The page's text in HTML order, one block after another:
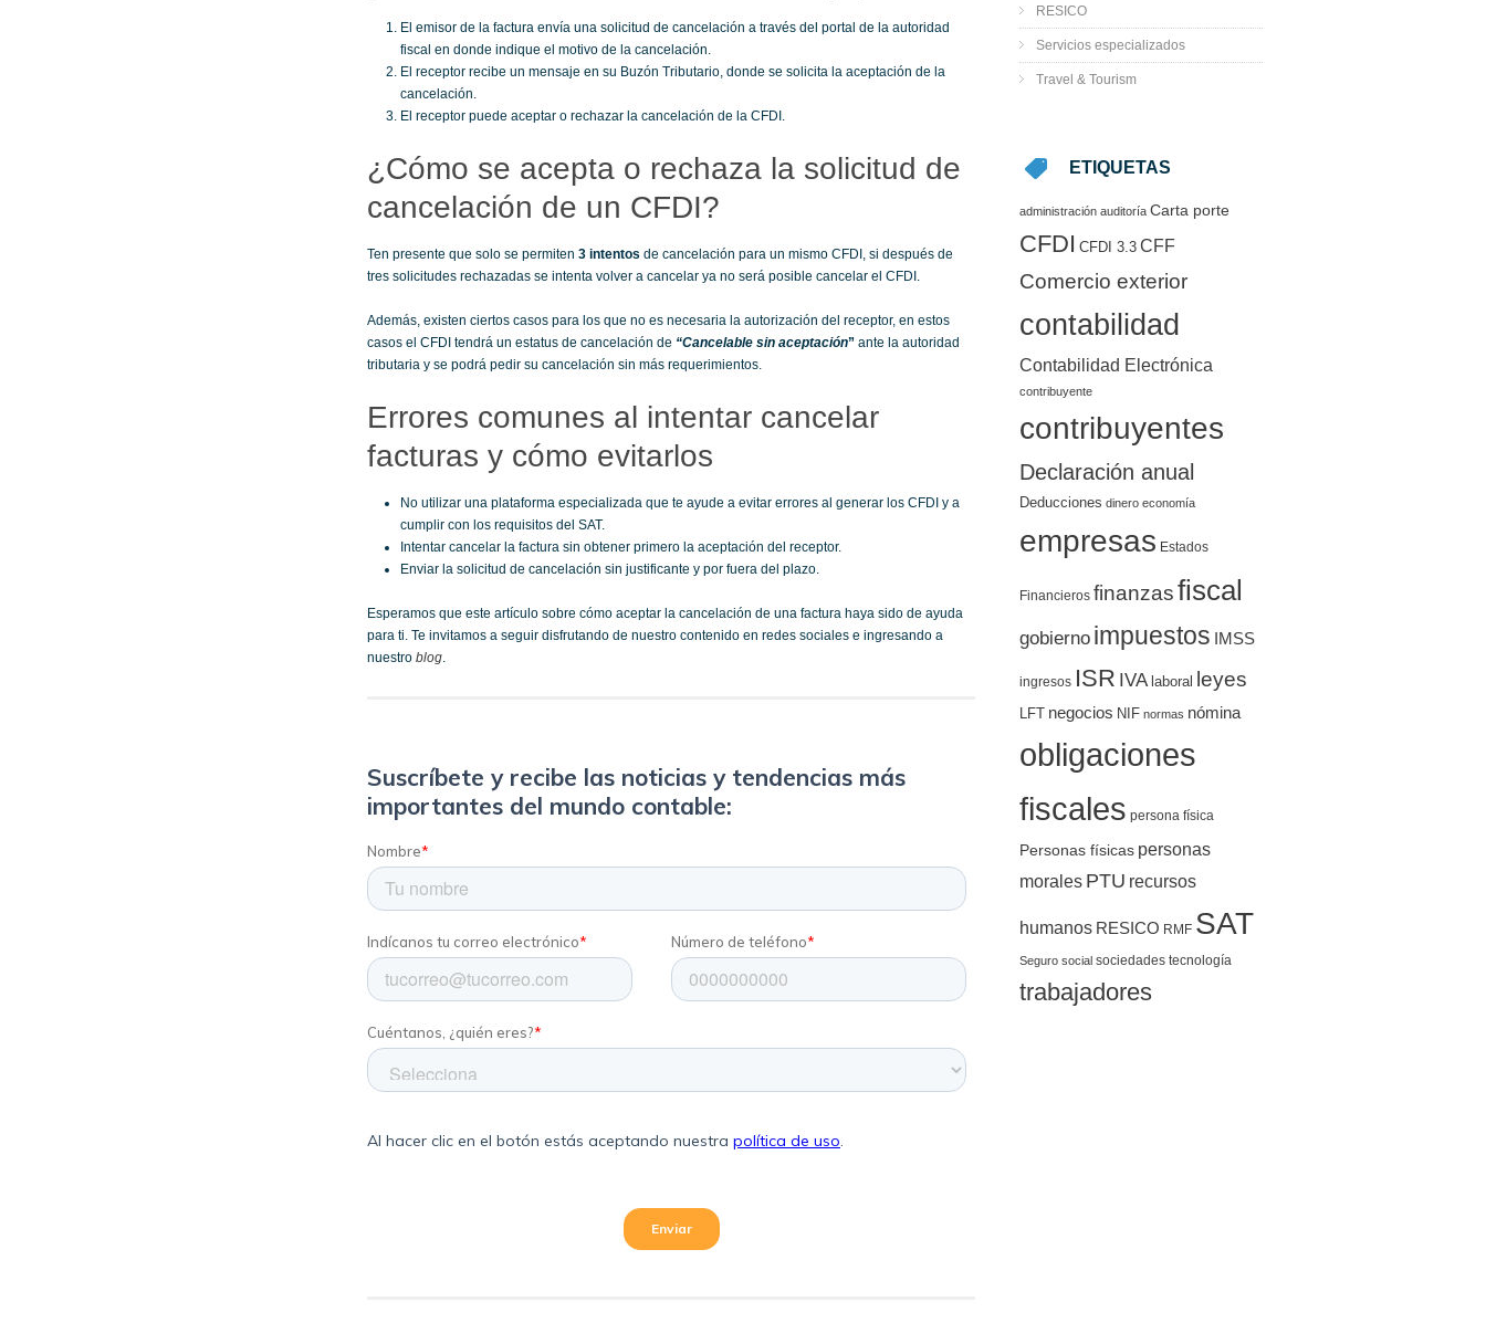
El emisor de la factura envía una solicitud de cancelación a través del portal de la autoridad
fiscal en donde indique el motivo de la cancelación.
El receptor recibe un mensaje en su Buzón Tributario, donde se solicita la aceptación de la
cancelación.
El receptor puede aceptar o rechazar la cancelación de la CFDI.
¿Cómo se acepta o rechaza la solicitud de
cancelación de un CFDI?
Ten presente que solo se permiten 3 intentos de cancelación para un mismo CFDI, si después de
tres solicitudes rechazadas se intenta volver a cancelar ya no será posible cancelar el CFDI.
Además, existen ciertos casos para los que no es necesaria la autorización del receptor, en estos
casos el CFDI tendrá un estatus de cancelación de “Cancelable sin aceptación” ante la autoridad
tributaria y se podrá pedir su cancelación sin más requerimientos.
Errores comunes al intentar cancelar
facturas y cómo evitarlos
No utilizar una plataforma especializada que te ayude a evitar errores al generar los CFDI y a
cumplir con los requisitos del SAT.
Intentar cancelar la factura sin obtener primero la aceptación del receptor.
Enviar la solicitud de cancelación sin justificante y por fuera del plazo.
Esperamos que este artículo sobre cómo aceptar la cancelación de una factura haya sido de ayuda
para ti. Te invitamos a seguir disfrutando de nuestro contenido en redes sociales e ingresando a
nuestro blog.
RESICO
Servicios especializados
Travel & Tourism
ETIQUETAS
administración auditoría Carta porte
CFDI CFDI 3.3 CFF
Comercio exterior
contabilidad
Contabilidad Electrónica
contribuyente
contribuyentes
Declaración anual
Deducciones dinero economía
empresas Estados
Financieros finanzasfiscal
gobierno impuestos IMSS
ingresos ISR IVA laboral leyes
LFT negocios NIF normas nómina
obligaciones
fiscales persona física
Personas físicas personas
morales PTU recursos
humanos RESICO RMF SAT
Seguro social sociedades tecnología
trabajadores